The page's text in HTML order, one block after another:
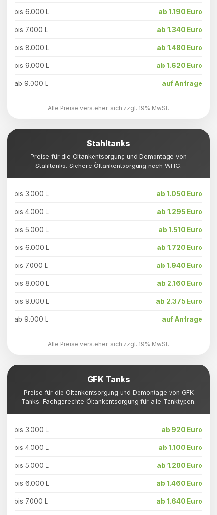
bis 6.000 L ab 1.190 Euro
bis 7.000 L ab 1.340 Euro
bis 8.000 L ab 1.480 Euro
bis 9.000 L ab 1.620 Euro
ab 9.000 L auf Anfrage
Alle Preise verstehen sich zzgl. 19% MwSt.
Stahltanks
Preise für die Öltankentsorgung und Demontage von
Stahltanks. Sichere Öltankentsorgung nach WHG.
bis 3.000 L ab 1.050 Euro
bis 4.000 L ab 1.295 Euro
bis 5.000 L ab 1.510 Euro
bis 6.000 L ab 1.720 Euro
bis 7.000 L ab 1.940 Euro
bis 8.000 L ab 2.160 Euro
bis 9.000 L ab 2.375 Euro
ab 9.000 L auf Anfrage
Alle Preise verstehen sich zzgl. 19% MwSt.
GFK Tanks
Preise für die Öltankentsorgung und Demontage von GFK
Tanks. Fachgerechte Öltankentsorgung für alle Tanktypen.
bis 3.000 L ab 920 Euro
bis 4.000 L ab 1.100 Euro
bis 5.000 L ab 1.280 Euro
bis 6.000 L ab 1.460 Euro
bis 7.000 L ab 1.640 Euro